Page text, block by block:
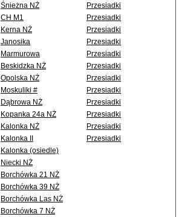
Śnieżna NŻ
Przesiadki
CH M1
Przesiadki
Kerna NŻ
Przesiadki
Janosika
Przesiadki
Marmurowa
Przesiadki
Beskidzka NŻ
Przesiadki
Opolska NŻ
Przesiadki
Moskuliki #
Przesiadki
Dąbrowa NŻ
Przesiadki
Kopanka 24a NŻ
Przesiadki
Kalonka NŻ
Przesiadki
Kalonka II
Przesiadki
Kalonka (osiedle)
Niecki NŻ
Borchówka 21 NŻ
Borchówka 39 NŻ
Borchówka Las NŻ
Borchówka 7 NŻ